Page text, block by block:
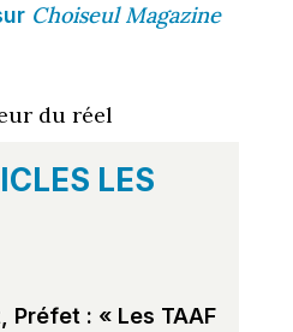
Choiseul Magazine
du réel
LES
Préfet : « Les TAAF